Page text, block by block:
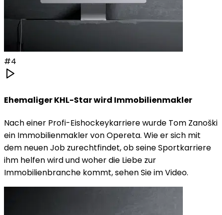
#4
Ehemaliger KHL-Star wird Immobilienmakler
Nach einer Profi-Eishockeykarriere wurde Tom Zanoški
ein Immobilienmakler von Opereta. Wie er sich mit
dem neuen Job zurechtfindet, ob seine Sportkarriere
ihm helfen wird und woher die Liebe zur
Immobilienbranche kommt, sehen Sie im Video.